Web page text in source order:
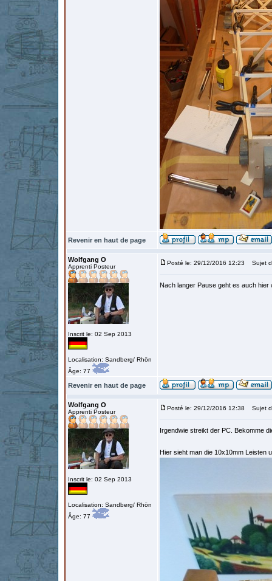
Revenir en haut de page
Wolfgang O
Apprenti Posteur
Inscrit le: 02 Sep 2013
Localisation: Sandberg/ Rhön
Âge: 77
Posté le: 29/12/2016 12:23 Sujet
Nach langer Pause geht es auch
Revenir en haut de page
Wolfgang O
Apprenti Posteur
Inscrit le: 02 Sep 2013
Localisation: Sandberg/ Rhön
Âge: 77
Posté le: 29/12/2016 12:38 Sujet
Irgendwie streikt der PC. Bekomme
Hier sieht man die 10x10mm Leisten